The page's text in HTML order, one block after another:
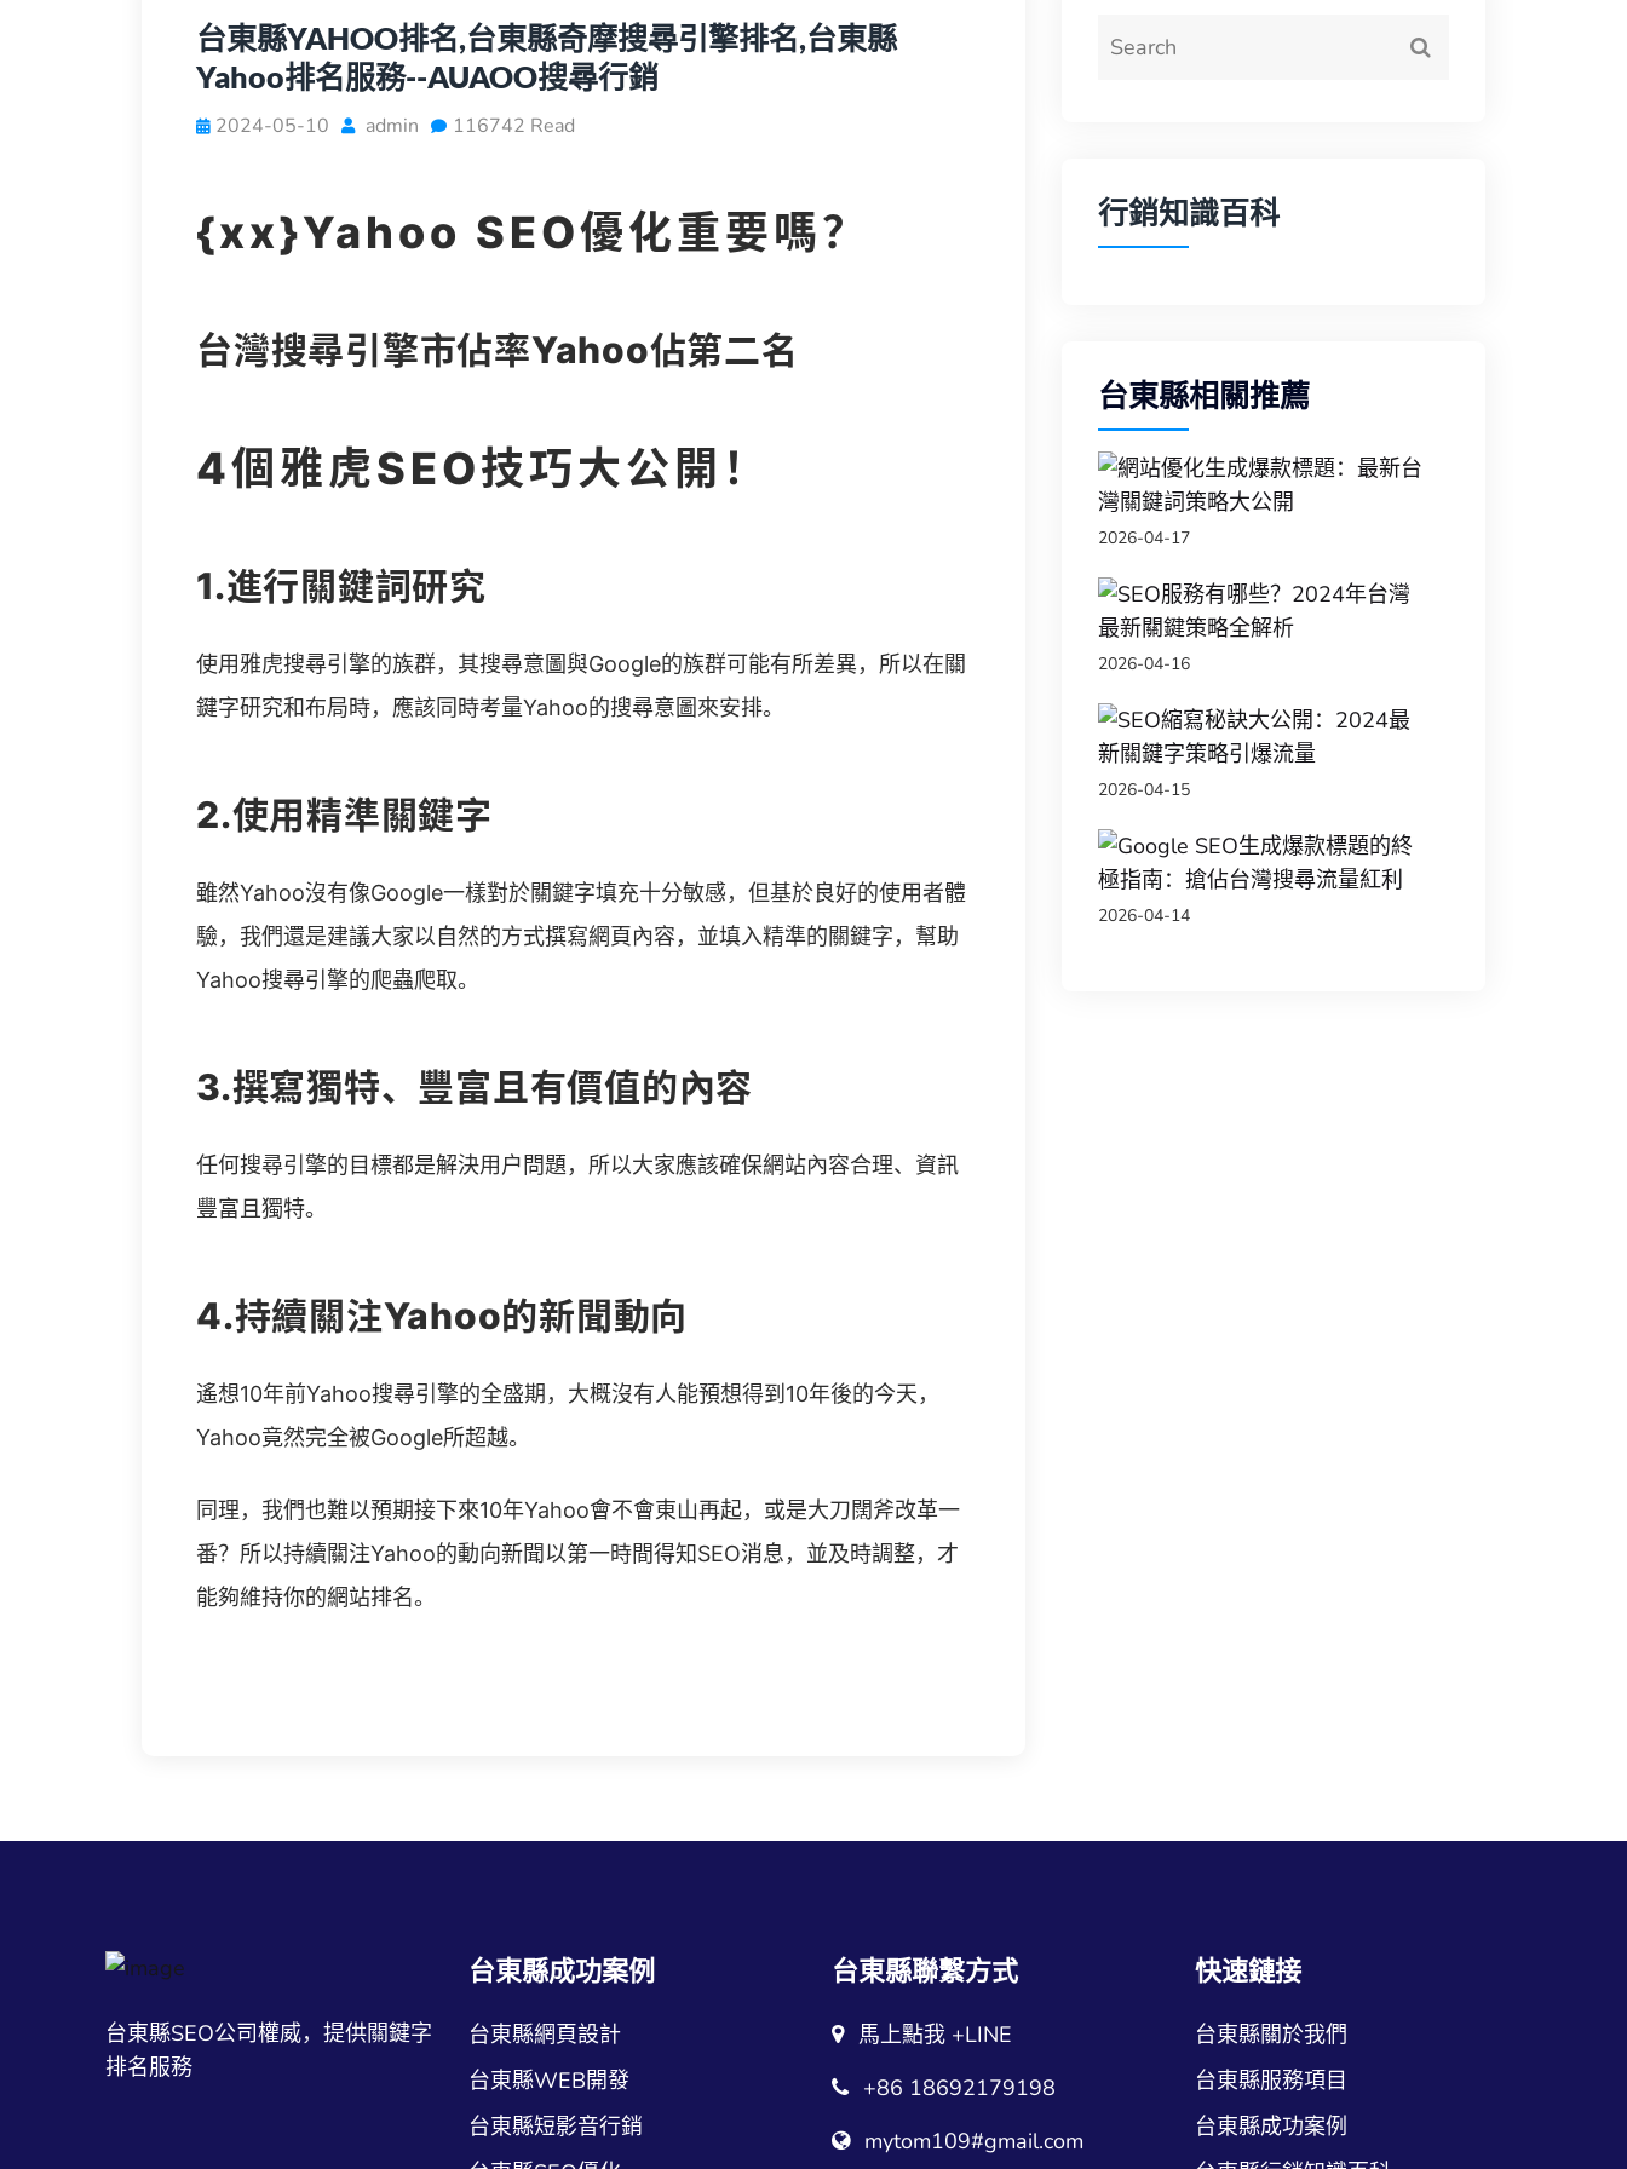
台東縣YAHOO排名,台東縣奇摩搜尋引擎排名,台東縣
Yahoo排名服務--AUAOO搜尋行銷
2024-05-10 admin 116742 Read
{xx}Yahoo SEO優化重要嗎？
台灣搜尋引擎市佔率Yahoo佔第二名
4個雅虎SEO技巧大公開！
1.進行關鍵詞研究
使用雅虎搜尋引擎的族群，其搜尋意圖與Google的族群可能有所差異，所以在關
鍵字研究和布局時，應該同時考量Yahoo的搜尋意圖來安排。
2.使用精準關鍵字
雖然Yahoo沒有像Google一樣對於關鍵字填充十分敏感，但基於良好的使用者體
驗，我們還是建議大家以自然的方式撰寫網頁內容，並填入精準的關鍵字，幫助
Yahoo搜尋引擎的爬蟲爬取。
3.撰寫獨特、豐富且有價值的內容
任何搜尋引擎的目標都是解決用戶問題，所以大家應該確保網站內容合理、資訊
豐富且獨特。
4.持續關注Yahoo的新聞動向
遙想10年前Yahoo搜尋引擎的全盛期，大概沒有人能預想得到10年後的今天，
Yahoo竟然完全被Google所超越。
同理，我們也難以預期接下來10年Yahoo會不會東山再起，或是大刀闊斧改革一
番？所以持續關注Yahoo的動向新聞以第一時間得知SEO消息，並及時調整，才
能夠維持你的網站排名。
行銷知識百科
台東縣相關推薦
2026-04-17
2026-04-16
2026-04-15
2026-04-14
台東縣SEO公司權威，提供關鍵字
排名服務
台東縣成功案例
台東縣網頁設計
台東縣WEB開發
台東縣短影音行銷
台東縣聯繫方式
馬上點我 +LINE
+86 18692179198
mytom109#gmail.com
快速鏈接
台東縣關於我們
台東縣服務項目
台東縣成功案例